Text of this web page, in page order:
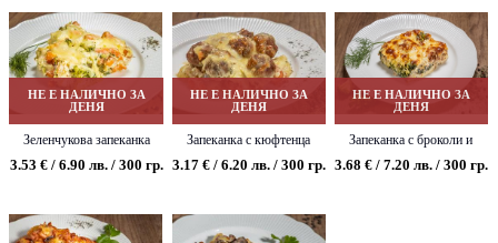
НЕ Е НАЛИЧНО ЗА
ДЕНЯ
Зеленчукова запеканка
3.53 € / 6.90 лв. / 300 гр.
НЕ Е НАЛИЧНО ЗА
ДЕНЯ
Запеканка с кюфтенца
3.17 € / 6.20 лв. / 300 гр.
НЕ Е НАЛИЧНО ЗА
ДЕНЯ
Запеканка с броколи и
кайма
3.68 € / 7.20 лв. / 300 гр.